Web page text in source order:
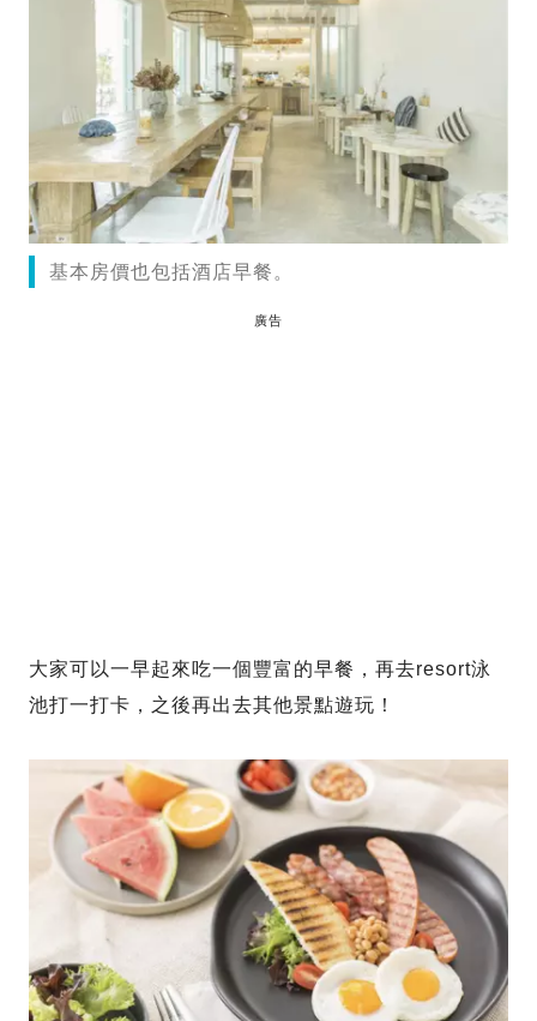
基本房價也包括酒店早餐。
廣告
大家可以一早起來吃一個豐富的早餐，再去resort泳
池打一打卡，之後再出去其他景點遊玩！